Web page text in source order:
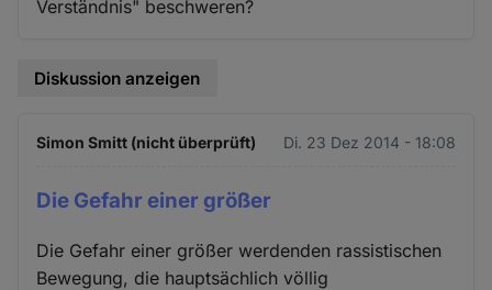
Verständnis" beschweren?
Diskussion anzeigen
Simon Smitt (nicht überprüft) Di. 23 Dez 2014 - 18:08
Die Gefahr einer größer
Die Gefahr einer größer werdenden rassistischen
Bewegung, die hauptsächlich völlig